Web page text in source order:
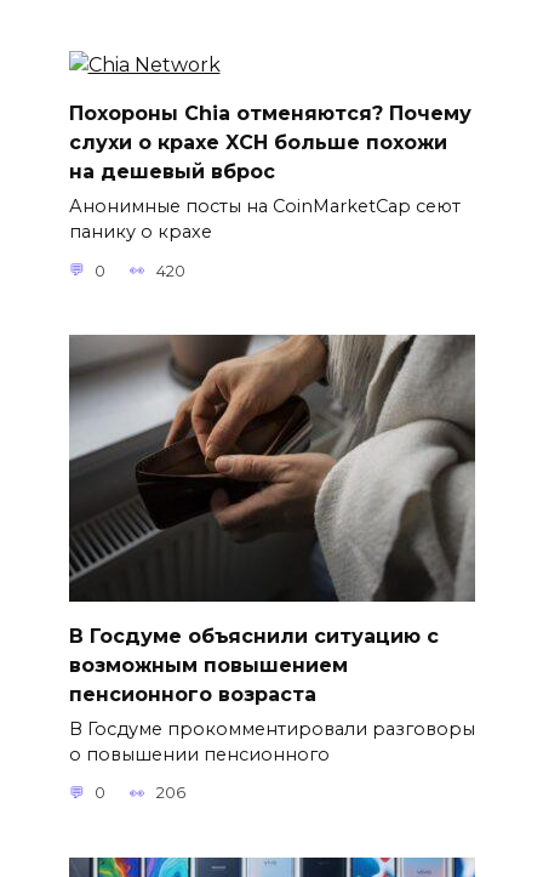
Похороны Chia отменяются? Почему
слухи о крахе XCH больше похожи
на дешевый вброс
Анонимные посты на CoinMarketCap сеют
панику о крахе
0 420
В Госдуме объяснили ситуацию с
возможным повышением
пенсионного возраста
В Госдуме прокомментировали разговоры
о повышении пенсионного
0 206